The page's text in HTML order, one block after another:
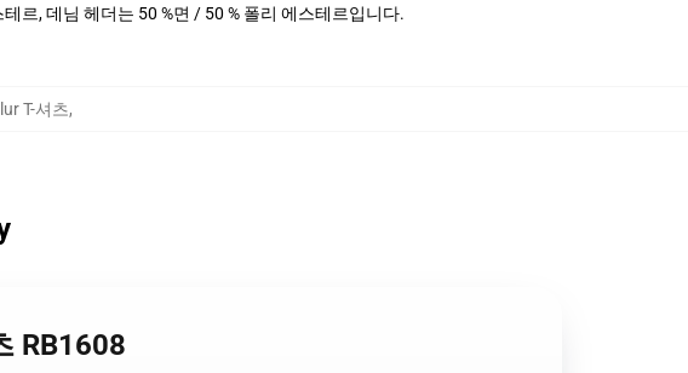
르, 데님 헤더는 50 %면 / 50 % 폴리 에스테르입니다.
T-셔츠,
RB1608